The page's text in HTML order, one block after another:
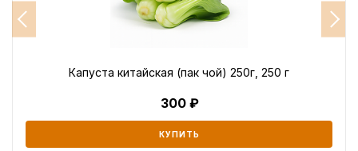
Капуста китайская (пак чой) 250г, 250 г
300
КУПИТЬ